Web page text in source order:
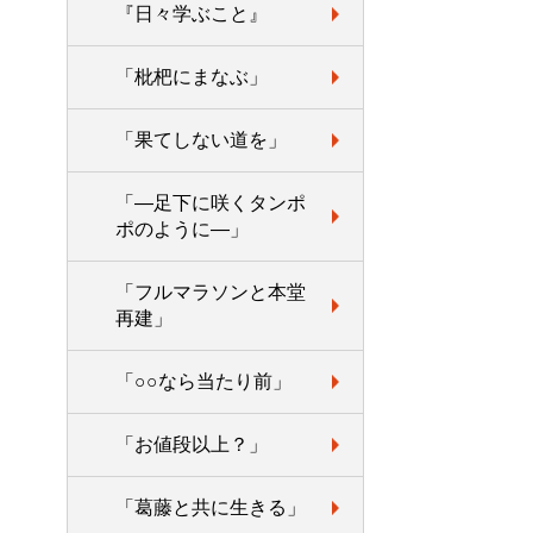
『日々学ぶこと』
「枇杷にまなぶ」
「果てしない道を」
「―足下に咲くタンポ
ポのように―」
「フルマラソンと本堂
再建」
「○○なら当たり前」
「お値段以上？」
「葛藤と共に生きる」